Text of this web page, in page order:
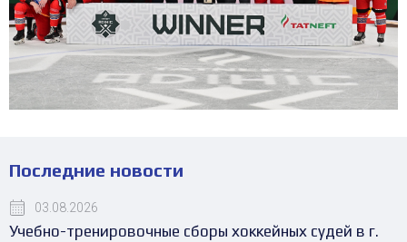
Последние новости
03.08.2026
Учебно-тренировочные сборы хоккейных судей в г.